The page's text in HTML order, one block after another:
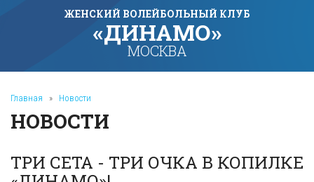
ЖЕНСКИЙ ВОЛЕЙБОЛЬНЫЙ КЛУБ
«ДИНАМО»
МОСКВА
Главная » Новости
НОВОСТИ
ТРИ СЕТА - ТРИ ОЧКА В КОПИЛКЕ